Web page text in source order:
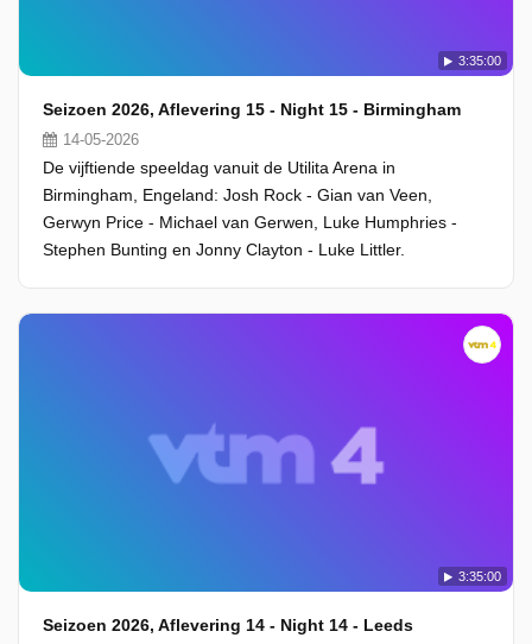
3:35:00
Seizoen 2026, Aflevering 15 - Night 15 - Birmingham
14-05-2026
De vijftiende speeldag vanuit de Utilita Arena in
Birmingham, Engeland: Josh Rock - Gian van Veen,
Gerwyn Price - Michael van Gerwen, Luke Humphries -
Stephen Bunting en Jonny Clayton - Luke Littler.
3:35:00
Seizoen 2026, Aflevering 14 - Night 14 - Leeds